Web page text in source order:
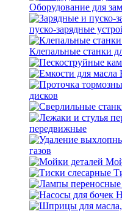
Оборудование для
пуско-зарядные
Клепальные станки
дисков
передвижные
газов